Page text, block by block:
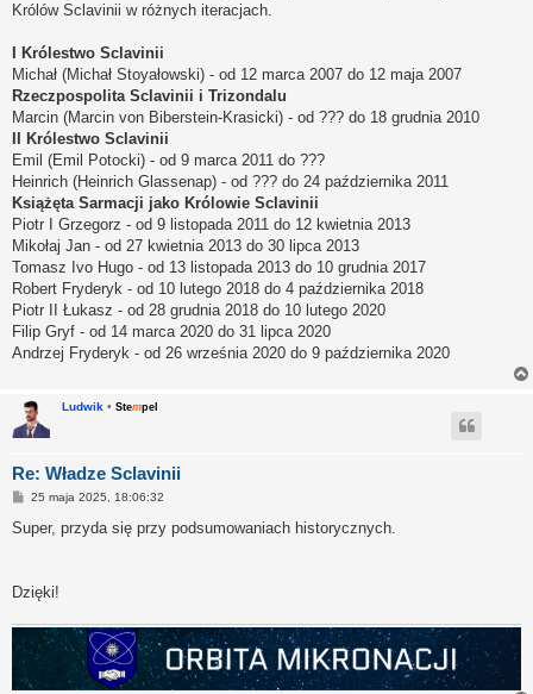
Królów Sclavinii w różnych iteracjach.
I Królestwo Sclavinii
Michał (Michał Stoyałowski) - od 12 marca 2007 do 12 maja 2007
Rzeczpospolita Sclavinii i Trizondalu
Marcin (Marcin von Biberstein-Krasicki) - od ??? do 18 grudnia 2010
II Królestwo Sclavinii
Emil (Emil Potocki) - od 9 marca 2011 do ???
Heinrich (Heinrich Glassenap) - od ??? do 24 października 2011
Książęta Sarmacji jako Królowie Sclavinii
Piotr I Grzegorz - od 9 listopada 2011 do 12 kwietnia 2013
Mikołaj Jan - od 27 kwietnia 2013 do 30 lipca 2013
Tomasz Ivo Hugo - od 13 listopada 2013 do 10 grudnia 2017
Robert Fryderyk - od 10 lutego 2018 do 4 października 2018
Piotr II Łukasz - od 28 grudnia 2018 do 10 lutego 2020
Filip Gryf - od 14 marca 2020 do 31 lipca 2020
Andrzej Fryderyk - od 26 września 2020 do 9 października 2020
Ludwik • Stempel
Re: Władze Sclavinii
P
s
25 maja 2025, 18:06:32
Super, przyda się przy podsumowaniach historycznych.
Dzięki!